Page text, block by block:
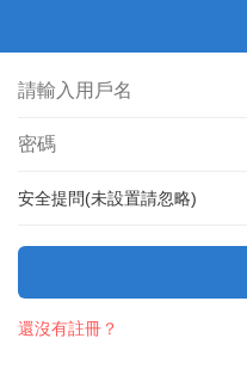
安全提問(未設置請忽略)
還沒有註冊？